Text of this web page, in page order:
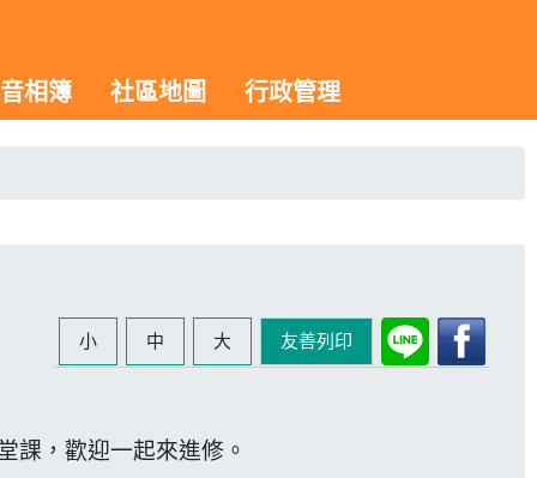
相簿 社區地圖 行政管理
小 中 大 友善列印
課，歡迎一起來進修。